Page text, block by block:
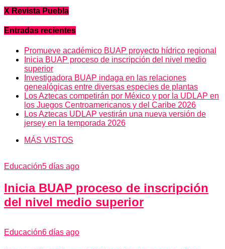
X Revista Puebla
Entradas recientes
Promueve académico BUAP proyecto hídrico regional
Inicia BUAP proceso de inscripción del nivel medio
superior
Investigadora BUAP indaga en las relaciones
genealógicas entre diversas especies de plantas
Los Aztecas competirán por México y por la UDLAP en
los Juegos Centroamericanos y del Caribe 2026
Los Aztecas UDLAP vestirán una nueva versión de
jersey en la temporada 2026
MÁS VISTOS
Educación5 días ago
Inicia BUAP proceso de inscripción
del nivel medio superior
Educación6 días ago